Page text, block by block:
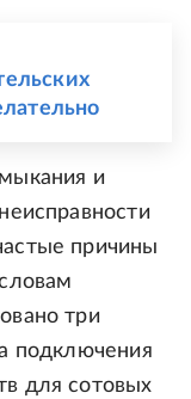
и
причины
три
подключения
для сотовых